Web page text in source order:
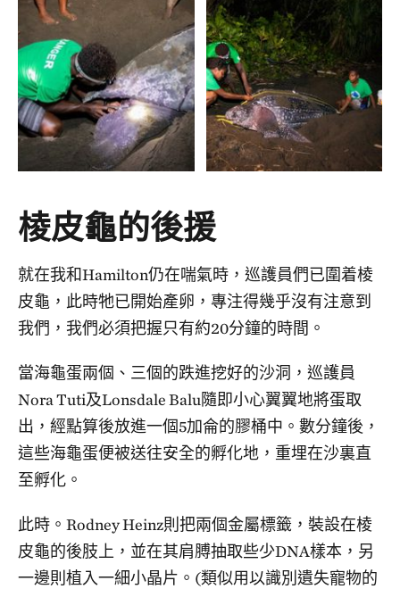
棱皮龜的後援
就在我和Hamilton仍在喘氣時，巡護員們已圍着棱
皮龜，此時牠已開始產卵，專注得幾乎沒有注意到
我們，我們必須把握只有約20分鐘的時間。
當海龜蛋兩個、三個的跌進挖好的沙洞，巡護員
Nora Tuti及Lonsdale Balu隨即小心翼翼地將蛋取
出，經點算後放進一個5加侖的膠桶中。數分鐘後，
這些海龜蛋便被送往安全的孵化地，重埋在沙裏直
至孵化。
此時。Rodney Heinz則把兩個金屬標籤，裝設在棱
皮龜的後肢上，並在其肩膊抽取些少DNA樣本，另
一邊則植入一細小晶片。(類似用以識別遺失寵物的